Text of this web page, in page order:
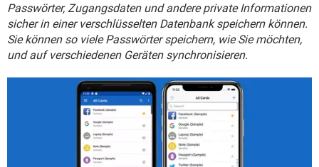
Passwörter, Zugangsdaten und andere private Informationen
sicher in einer verschlüsselten Datenbank speichern können.
Sie können so viele Passwörter speichern, wie Sie möchten,
und auf verschiedenen Geräten synchronisieren.